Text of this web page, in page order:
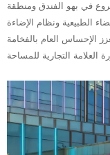
في بهو الفندق ومنطقة
الطبيعية ونظام الإضاءة
الإحساس العام بالفخامة